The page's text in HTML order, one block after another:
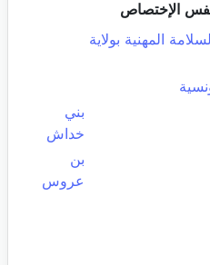
الإختصاص
المهنية بولاية
بني
خداش
بن
عروس